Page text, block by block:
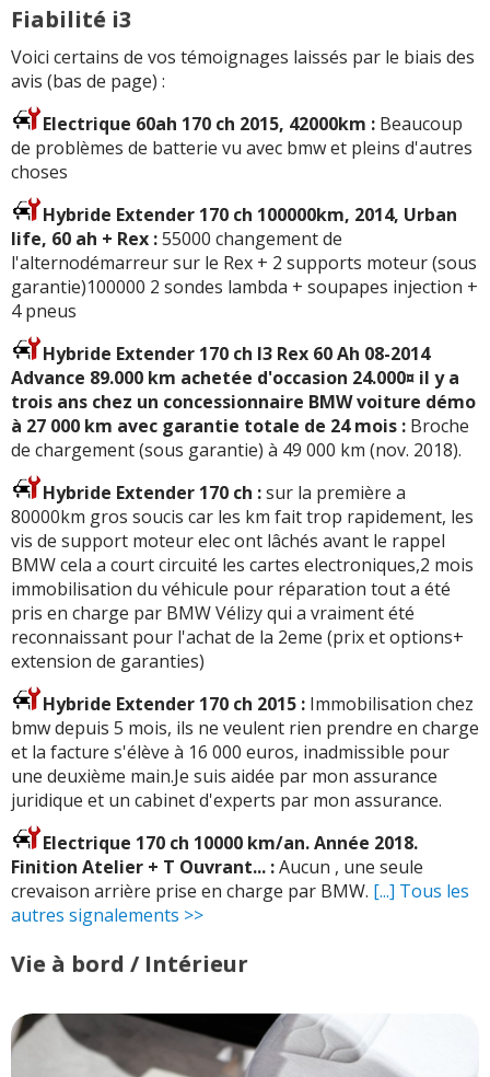
Tous les autresavis >>
Fiabilité i3
Voici certains de vos témoignages laissés par le biais des
avis (bas de page) :
Electrique 60ah 170 ch 2015, 42000km : Beaucoup
de problèmes de batterie vu avec bmw et pleins d'autres
choses
Hybride Extender 170 ch 100000km, 2014, Urban
life, 60 ah + Rex :55000 changement de
l'alternodémarreur sur le Rex + 2 supports moteur (sous
garantie)100000 2 sondes lambda + soupapes injection +
4 pneus
Hybride Extender 170 ch I3 Rex 60 Ah 08-2014
Advance 89.000 km achetée d'occasion 24.000¤ il y a
trois ans chez un concessionnaire BMW voiture démo
à 27 000 km avec garantie totale de 24 mois : Broche
de chargement (sous garantie) à 49 000 km (nov. 2018).
Hybride Extender 170 ch :sur la première a
80000km gros soucis car les km fait trop rapidement, les
vis de support moteur elec ont lâchés avant le rappel
BMW cela a court circuité les cartes electroniques,2 mois
immobilisation du véhicule pour réparation tout a été
pris en charge par BMW Vélizy qui a vraiment été
reconnaissant pour l'achat de la 2eme (prix et options+
extension de garanties)
Hybride Extender 170 ch 2015 : Immobilisation chez
bmw depuis 5 mois, ils ne veulent rien prendre en charge
et la facture s'élève à 16 000 euros, inadmissible pour
une deuxième main.Je suis aidée par mon assurance
juridique et un cabinet d'experts par mon assurance.
Electrique 170 ch 10000 km/an. Année 2018.
Finition Atelier + T Ouvrant... :Aucun , une seule
crevaison arrière prise en charge par BMW. [...] Tous les
autres signalements >>
Vie à bord / Intérieur